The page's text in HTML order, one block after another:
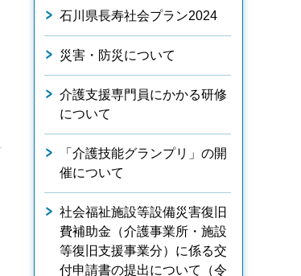
石川県長寿社会プラン2024
災害・防災について
介護支援専門員にかかる研修
について
「介護技能グランプリ」の開
催について
社会福祉施設等設備災害復旧
費補助金（介護事業所・施設
等復旧支援事業分）に係る交
付申請書の提出について（令